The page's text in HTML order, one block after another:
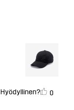
Hyödyllinen? 0